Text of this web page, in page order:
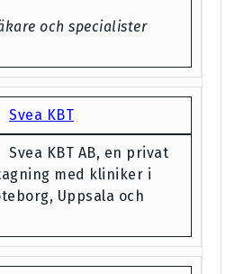
och specialister
Svea KBT
Svea KBT AB, en privat
med kliniker i
Uppsala och